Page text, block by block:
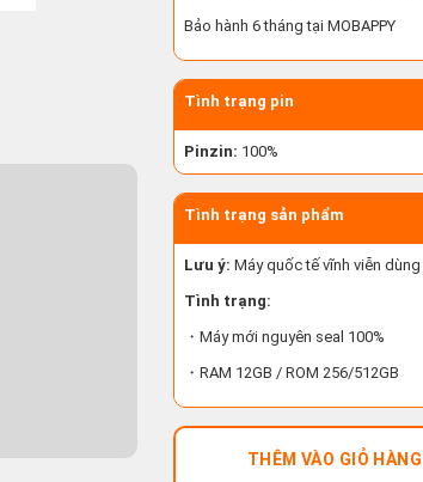
Bảo hành 6 tháng tại MOBAPPY
Tình trạng pin
Pinzin: 100%
Tình trạng sản phẩm
Lưu ý: Máy quốc tế vĩnh viễn
Tình trạng:
・Máy mới nguyên seal 100%
・RAM 12GB / ROM 256/512GB
THÊM VÀO GIỎ HÀNG